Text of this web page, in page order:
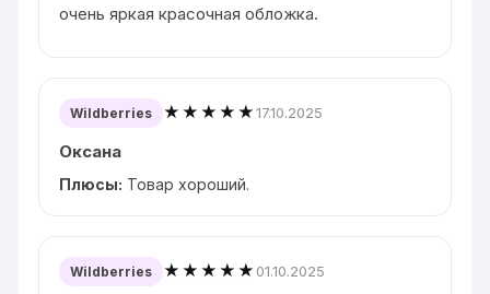
очень яркая красочная обложка.
Wildberries ★★★★★17.10.2025
Оксана
Плюсы: Товар хороший.
Wildberries ★★★★★ 01.10.2025